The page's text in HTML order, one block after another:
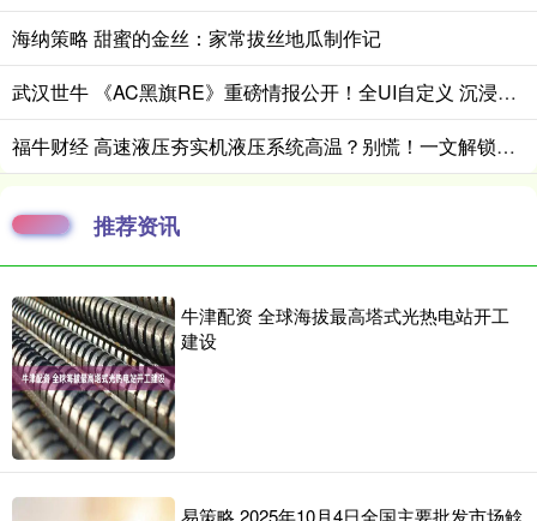
海纳策略 甜蜜的金丝：家常拔丝地瓜制作记
武汉世牛 《AC黑旗RE》重磅情报公开！全UI自定义 沉浸拉满
福牛财经 高速液压夯实机液压系统高温？别慌！一文解锁全场景降温解决方案_压力测试_病灶_散热器
推荐资讯
牛津配资 全球海拔最高塔式光热电站开工
建设
易策略 2025年10月4日全国主要批发市场鲶